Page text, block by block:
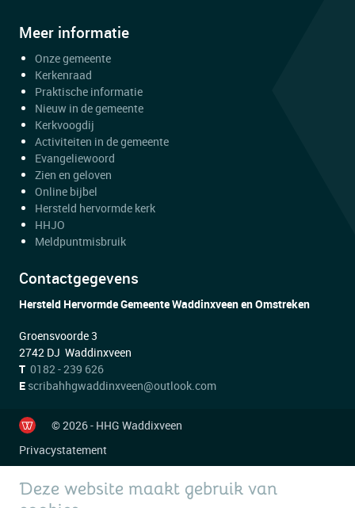
Meer informatie
Onze gemeente
Kerkenraad
Praktische informatie
Nieuw in de gemeente
Kerkvoogdij
Activiteiten in de gemeente
Evangeliewoord
Zien en geloven
Online bijbel
Hersteld hervormde kerk
HHJO
Meldpuntmisbruik
Contactgegevens
Hersteld Hervormde Gemeente Waddinxveen en Omstreken
Groensvoorde 3
2742 DJ Waddinxveen
T 0182 - 239 626
E scribahhgwaddinxveen@outlook.com
© 2026 - HHG Waddixveen
Privacystatement
Deze website maakt gebruik van